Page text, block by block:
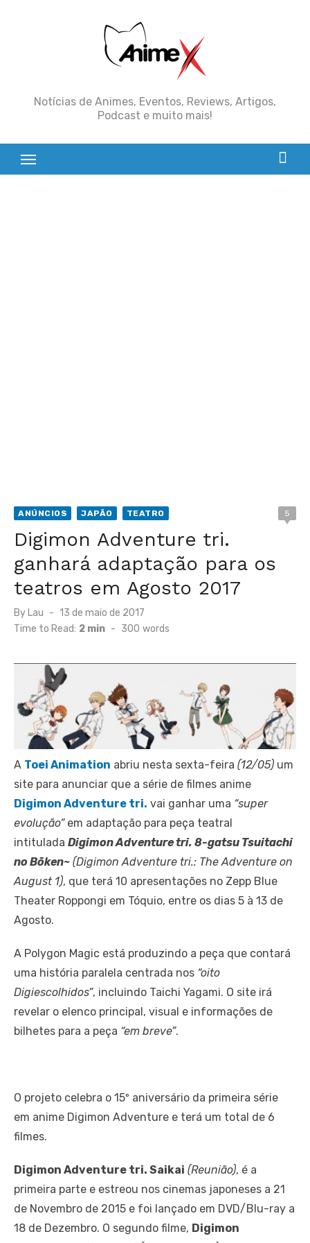
Notícias de Animes, Eventos, Reviews, Artigos,
Podcast e muito mais!
ANÚNCIOS JAPÃO TEATRO 5
Digimon Adventure tri.
ganhará adaptação para os
teatros em Agosto 2017
By Lau
Posted
on
13 de maio de 2017
Time to Read: 2 min - 300 words
A Toei Animation abriu nesta sexta-feira (12/05) um
site para anunciar que a série de filmes anime
Digimon Adventure tri. vai ganhar uma “super
evolução”em adaptação para peça teatral
intitulada Digimon Adventure tri. 8-gatsu Tsuitachi
no Bōken~ (Digimon Adventure tri.: The Adventure on
August 1), que terá 10 apresentações no Zepp Blue
Theater Roppongi em Tóquio, entre os dias 5 à 13 de
Agosto.
A Polygon Magic está produzindo a peça que contará
uma história paralela centrada nos “oito
Digiescolhidos”, incluindo Taichi Yagami. O site irá
revelar o elenco principal, visual e informações de
bilhetes para a peça “em breve”.
O projeto celebra o 15º aniversário da primeira série
em anime Digimon Adventure e terá um total de 6
filmes.
Digimon Adventure tri. Saikai (Reunião), é a
primeira parte e estreou nos cinemas japoneses a 21
de Novembro de 2015 e foi lançado em DVD/Blu-ray a
18 de Dezembro. O segundo filme, Digimon